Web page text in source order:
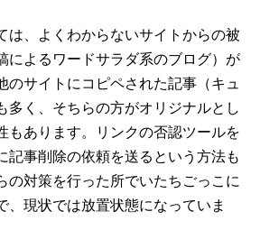
は、よくわからないサイトからの被
によるワードサラダ系のブログ）が
のサイトにコピペされた記事（キュ
多く、そちらの方がオリジナルとし
もあります。リンクの否認ツールを
記事削除の依頼を送るという方法も
の対策を行った所でいたちごっこに
、現状では放置状態になっていま